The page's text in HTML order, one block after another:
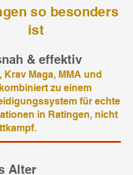
so besonders
ist
& effektiv
Krav Maga, MMA und
zu einem
für echte
in Ratingen, nicht
Alter